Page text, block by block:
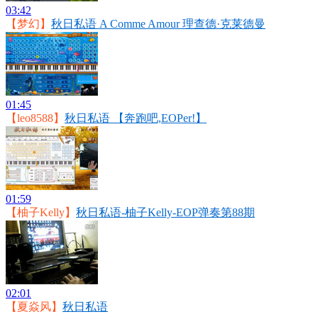
03:42
【梦幻】 秋日私语 A Comme Amour 理查德·克莱德曼
01:45
【leo8588】 秋日私语 【奔跑吧,EOPer!】
01:59
【柚子Kelly】 秋日私语-柚子Kelly-EOP弹奏第88期
02:01
【夏焱风】 秋日私语